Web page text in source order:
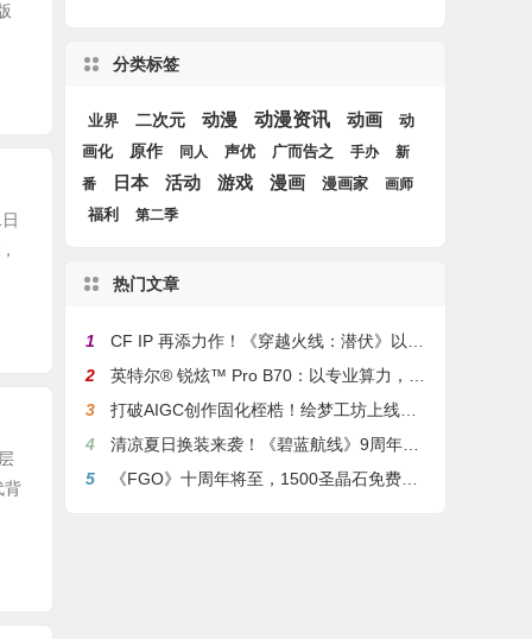
背
分类标签
业界 二次元 动漫 动漫资讯 动画
动
画化
原作 同人 声优 广而告之 手办
新
番
日本 活动 游戏 漫画 漫画家 画师
福利 第二季
热门文章
1
CF IP 再添力作！《穿越火线：潜伏》以3A叙事重塑战术潜行玩法
2
英特尔® 锐炫™ Pro B70：以专业算力，解锁本地化AI部署与生产力新基准
3
打破AIGC创作固化桎梏！绘梦工坊上线绘梦画布dreamo赋能全场景自由创作
4
清凉夏日换装来袭！《碧蓝航线》9周年庆典活动第二弹今日正式上线
5
《FGO》十周年将至，1500圣晶石免费福利，新老玩家均可解锁